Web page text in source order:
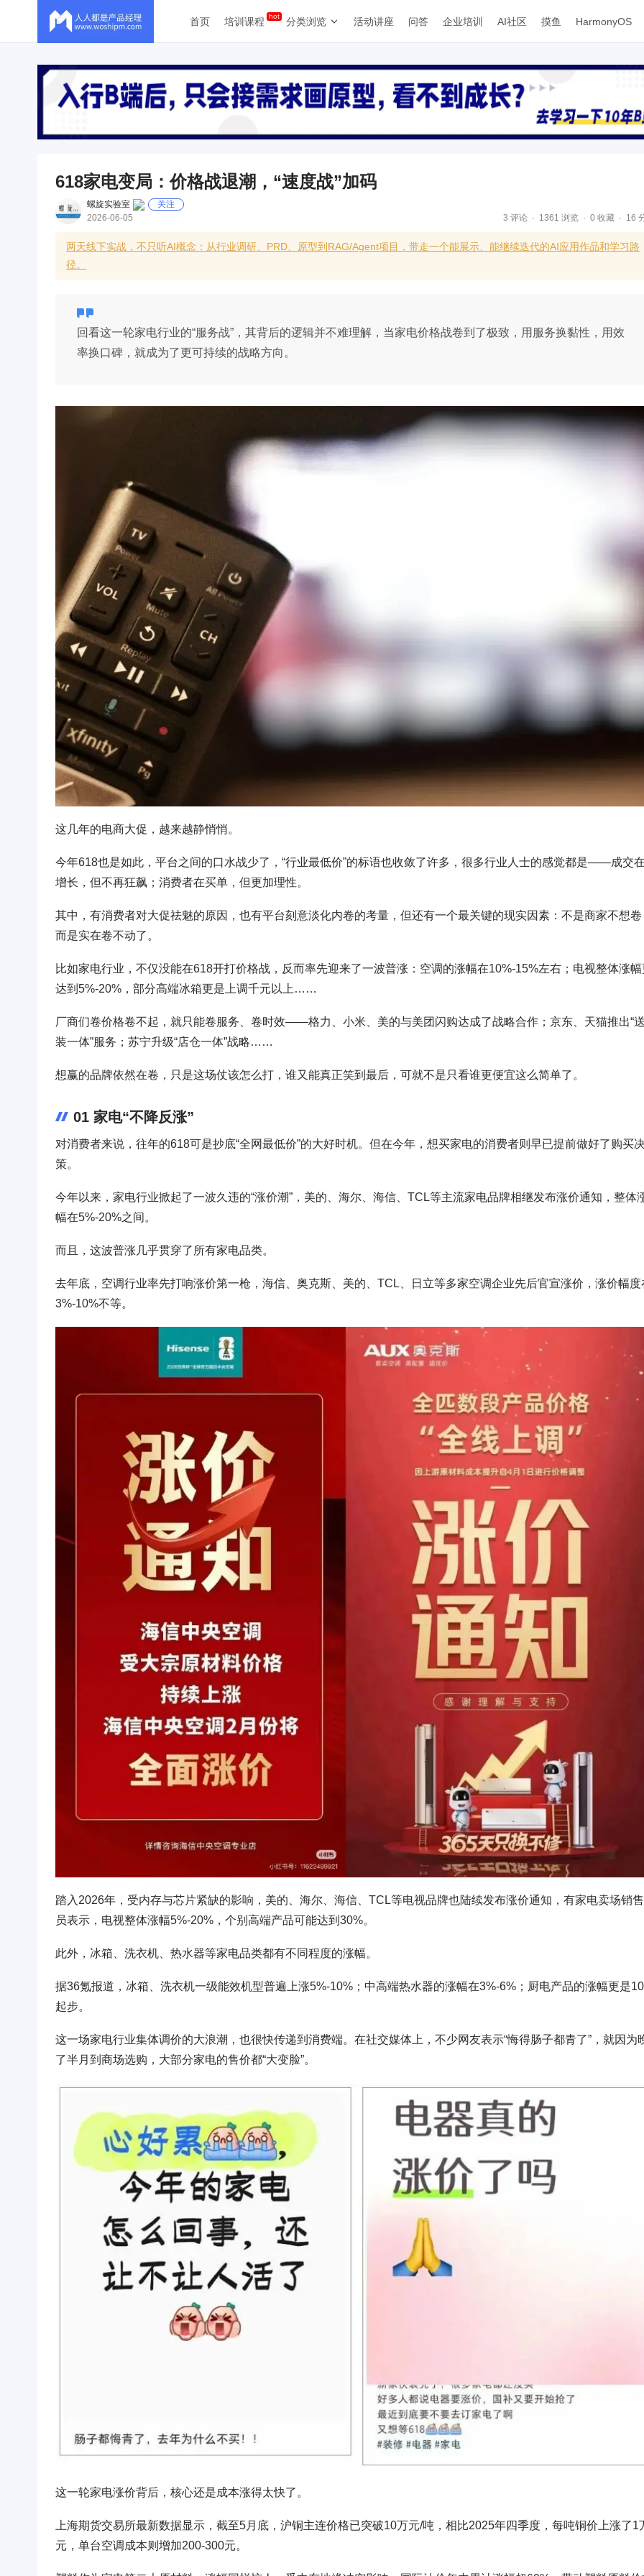
首页 培训课程 分类浏览 活动讲座 问答 企业培训 AI社区 摸鱼 HarmonyOS
618家电变局：价格战退潮，“速度战”加码
螺旋实验室
关注
2026-06-05
3 评论 1361 浏览 0 收藏 16
两天线下实战，不只听AI概念：从行业调研、PRD、原型到RAG/Agent项目，带走一个能展示、能继续迭代的AI应用作品和学习路
径。
回看这一轮家电行业的“服务战”，其背后的逻辑并不难理解，当家电价格战卷到了极致，用服务换黏性，用效
率换口碑，就成为了更可持续的战略方向。
这几年的电商大促，越来越静悄悄。
今年618也是如此，平台之间的口水战少了，“行业最低价”的标语也收敛了许多，很多行业人士的感觉都是——成交
增长，但不再狂飙；消费者在买单，但更加理性。
其中，有消费者对大促祛魅的原因，也有平台刻意淡化内卷的考量，但还有一个最关键的现实因素：不是商家不想卷
而是实在卷不动了。
比如家电行业，不仅没能在618开打价格战，反而率先迎来了一波普涨：空调的涨幅在10%-15%左右；电视整体涨幅
达到5%-20%，部分高端冰箱更是上调千元以上……
厂商们卷价格卷不起，就只能卷服务、卷时效——格力、小米、美的与美团闪购达成了战略合作；京东、天猫推出“
装一体”服务；苏宁升级“店仓一体”战略……
想赢的品牌依然在卷，只是这场仗该怎么打，谁又能真正笑到最后，可就不是只看谁更便宜这么简单了。
01 家电“不降反涨”
对消费者来说，往年的618可是抄底“全网最低价”的大好时机。但在今年，想买家电的消费者则早已提前做好了购买
策。
今年以来，家电行业掀起了一波久违的“涨价潮”，美的、海尔、海信、TCL等主流家电品牌相继发布涨价通知，整体
幅在5%-20%之间。
而且，这波普涨几乎贯穿了所有家电品类。
去年底，空调行业率先打响涨价第一枪，海信、奥克斯、美的、TCL、日立等多家空调企业先后官宣涨价，涨价幅度
3%-10%不等。
踏入2026年，受内存与芯片紧缺的影响，美的、海尔、海信、TCL等电视品牌也陆续发布涨价通知，有家电卖场销
员表示，电视整体涨幅5%-20%，个别高端产品可能达到30%。
此外，冰箱、洗衣机、热水器等家电品类都有不同程度的涨幅。
据36氪报道，冰箱、洗衣机一级能效机型普遍上涨5%-10%；中高端热水器的涨幅在3%-6%；厨电产品的涨幅更是
起步。
这一场家电行业集体调价的大浪潮，也很快传递到消费端。在社交媒体上，不少网友表示“悔得肠子都青了”，就因为
了半月到商场选购，大部分家电的售价都“大变脸”。
这一轮家电涨价背后，核心还是成本涨得太快了。
上海期货交易所最新数据显示，截至5月底，沪铜主连价格已突破10万元/吨，相比2025年四季度，每吨铜价上涨了1
元，单台空调成本则增加200-300元。